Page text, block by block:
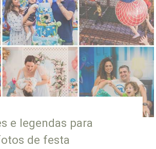
e legendas para
de festa